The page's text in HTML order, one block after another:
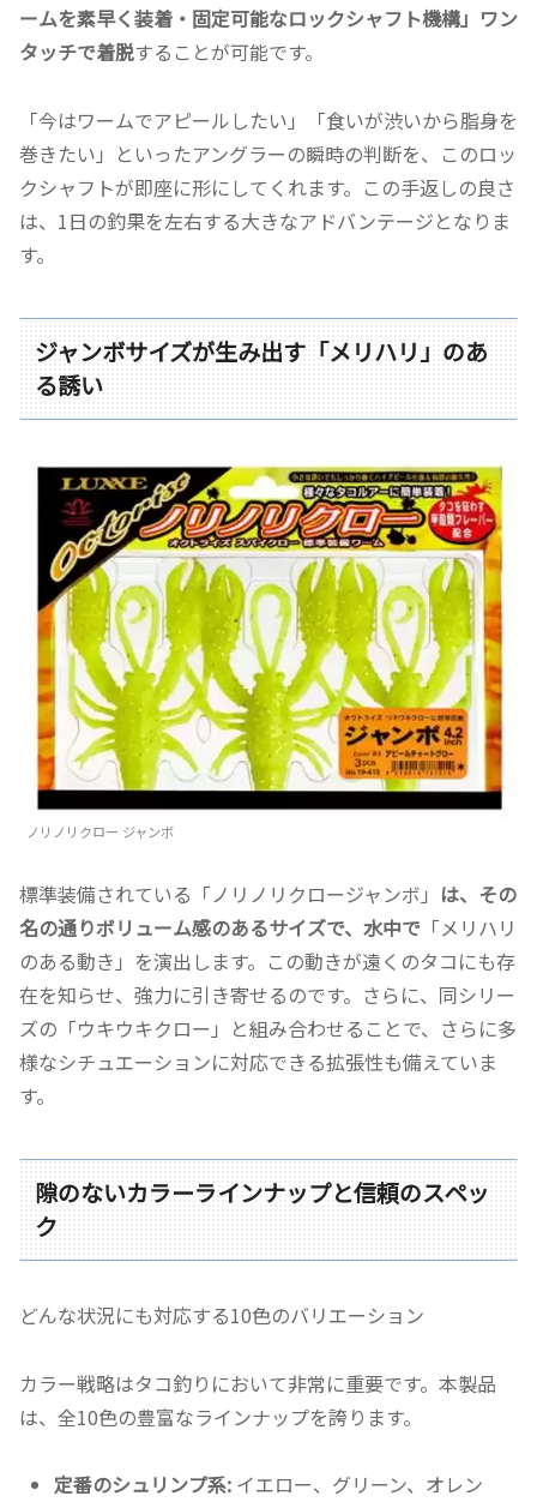
ームを素早く装着・固定可能なロックシャフト機構」 ワン
タッチで着脱することが可能です。
「今はワームでアピールしたい」「食いが渋いから脂身を
巻きたい」といったアングラーの瞬時の判断を、このロッ
クシャフトが即座に形にしてくれます。この手返しの良さ
は、1日の釣果を左右する大きなアドバンテージとなりま
す。
ジャンボサイズが生み出す「メリハリ」のあ
る誘い
ノリノリクロー ジャンボ
標準装備されている「ノリノリクロージャンボ」 は、その
名の通りボリューム感のあるサイズで、水中で 「メリハリ
のある動き」を演出します。この動きが遠くのタコにも存
在を知らせ、強力に引き寄せるのです。さらに、同シリー
ズの「ウキウキクロー」と組み合わせることで、さらに多
様なシチュエーションに対応できる拡張性も備えていま
す。
隙のないカラーラインナップと信頼のスペッ
ク
どんな状況にも対応する10色のバリエーション
カラー戦略はタコ釣りにおいて非常に重要です。本製品
は、全10色の豊富なラインナップを誇ります。
定番のシュリンプ系: イエロー、グリーン、オレン